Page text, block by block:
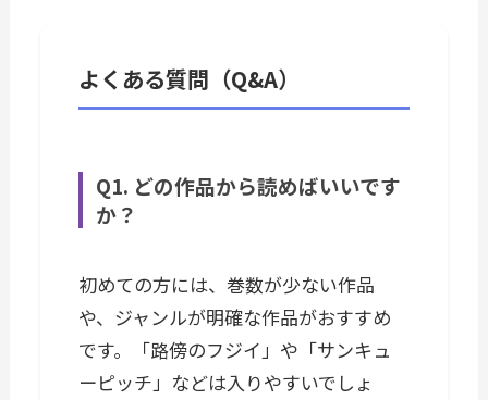
よくある質問（Q&A）
Q1. どの作品から読めばいいです
か？
初めての方には、巻数が少ない作品
や、ジャンルが明確な作品がおすすめ
です。「路傍のフジイ」や「サンキュ
ーピッチ」などは入りやすいでしょ